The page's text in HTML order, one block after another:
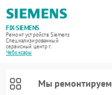
FIX-SIEMENS
Ремонт устройств Siemens
Специализированный
cервисный центр г.
Чебоксары
Мы ремонтируем